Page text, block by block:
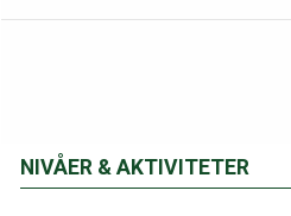
NIVÅER & AKTIVITETER